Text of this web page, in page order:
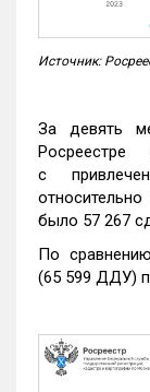
Источник:
За девять
с
было 57 267
По
(65 599 ДДУ)